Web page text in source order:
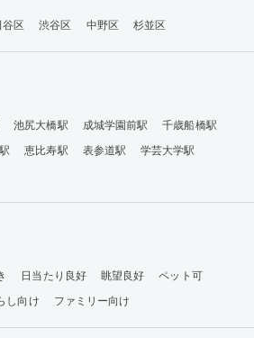
谷区 渋谷区 中野区 杉並区
池尻大橋駅 成城学園前駅
千歳船橋駅
恵比寿駅 表参道駅
学芸大学駅
日当たり良好 眺望良好
ペット可
し向け ファミリー向け